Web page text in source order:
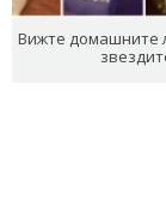
Вижте домашните